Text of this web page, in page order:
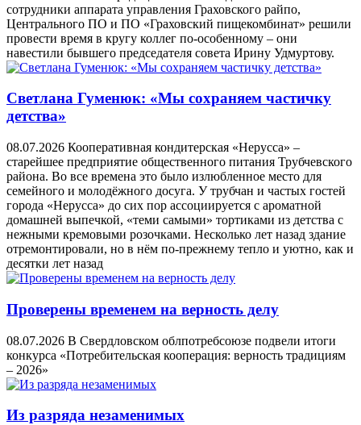
сотрудники аппарата управления Граховского райпо,
Центрального ПО и ПО «Граховский пищекомбинат» решили
провести время в кругу коллег по-особенному – они
навестили бывшего председателя совета Ирину Удмуртову.
Светлана Гуменюк: «Мы сохраняем частичку
детства»
08.07.2026 Кооперативная кондитерская «Нерусса» –
старейшее предприятие общественного питания Трубчевского
района. Во все времена это было излюбленное место для
семейного и молодёжного досуга. У трубчан и частых гостей
города «Нерусса» до сих пор ассоциируется с ароматной
домашней выпечкой, «теми самыми» тортиками из детства с
нежными кремовыми розочками. Несколько лет назад здание
отремонтировали, но в нём по-прежнему тепло и уютно, как и
десятки лет назад
Проверены временем на верность делу
08.07.2026 В Свердловском облпотребсоюзе подвели итоги
конкурса «Потребительская кооперация: верность традициям
– 2026»
Из разряда незаменимых